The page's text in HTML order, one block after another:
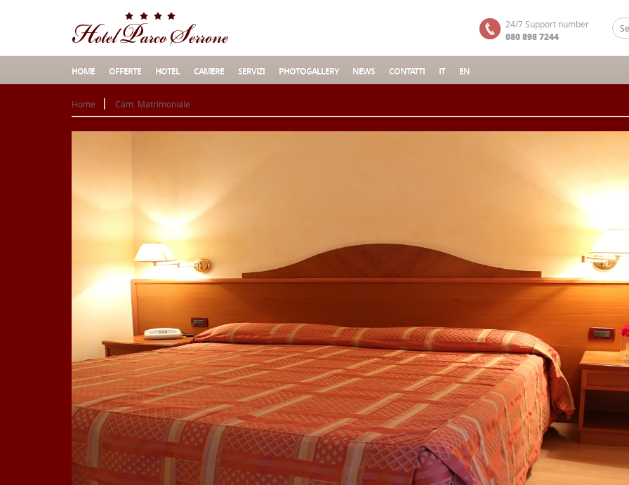
24/7 Support number
080 898 7244
HOME OFFERTE HOTEL CAMERE SERVIZI PHOTOGALLERY NEWS CONTATTI IT EN
Home Cam. Matrimoniale